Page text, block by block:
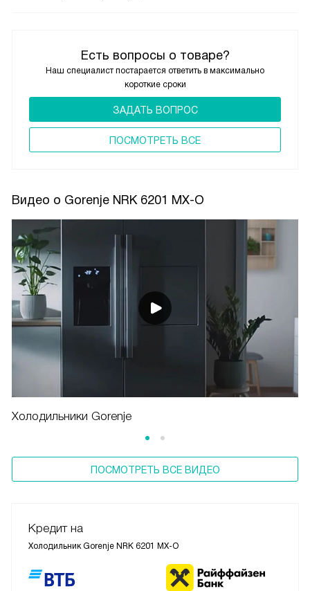
Есть вопросы о товаре?
Наш специалист постарается ответить в максимально
короткие сроки
ЗАДАТЬ ВОПРОС
ПОCМОТРЕТЬ ВСЕ
Видео о Gorenje NRK 6201 MX-O
Холодильники Gorenje
ПОСМОТРЕТЬ ВСЕ ВИДЕО
Кредит на
Холодильник Gorenje NRK 6201 MX-O